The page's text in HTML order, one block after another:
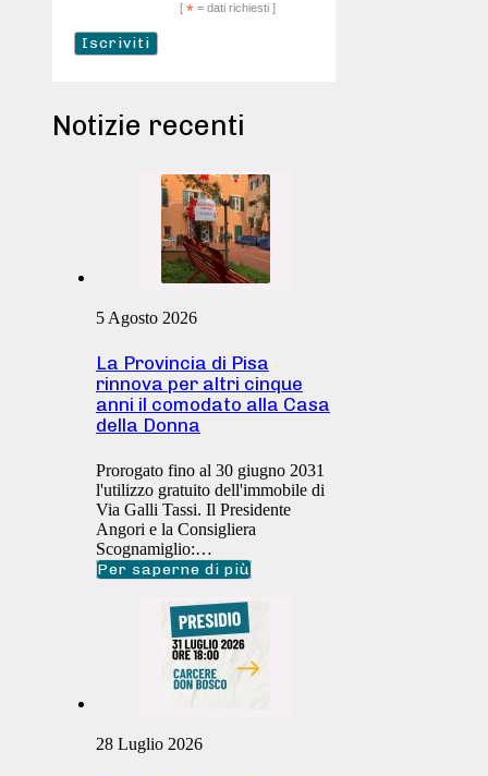
[ *= dati richiesti ]
Notizie recenti
5 Agosto 2026
La Provincia di Pisa
rinnova per altri cinque
anni il comodato alla Casa
della Donna
Prorogato fino al 30 giugno 2031
l'utilizzo gratuito dell'immobile di
Via Galli Tassi. Il Presidente
Angori e la Consigliera
Scognamiglio:…
Per saperne di più
28 Luglio 2026